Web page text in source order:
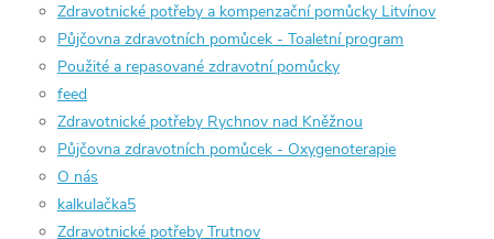
Zdravotnické potřeby a kompenzační pomůcky Litvínov
Půjčovna zdravotních pomůcek - Toaletní program
Použité a repasované zdravotní pomůcky
feed
Zdravotnické potřeby Rychnov nad Kněžnou
Půjčovna zdravotních pomůcek - Oxygenoterapie
O nás
kalkulačka5
Zdravotnické potřeby Trutnov